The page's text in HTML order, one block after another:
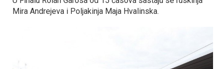
Mira Andrejeva i Poljakinja Maja Hvalinska.